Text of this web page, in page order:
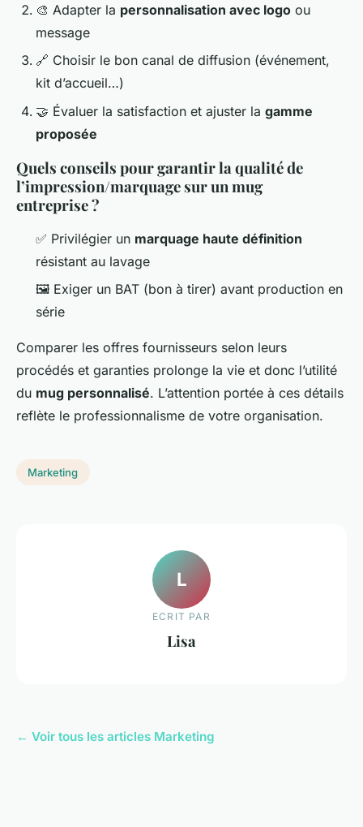
🎨 Adapter la personnalisation avec logo ou
message
🔗 Choisir le bon canal de diffusion (événement,
kit d’accueil…)
🤝 Évaluer la satisfaction et ajuster la gamme
proposée
Quels conseils pour garantir la qualité de
l’impression/marquage sur un mug
entreprise ?
✅ Privilégier un marquage haute définition
résistant au lavage
🖼️ Exiger un BAT (bon à tirer) avant production en
série
Comparer les offres fournisseurs selon leurs
procédés et garanties prolonge la vie et donc l’utilité
du mug personnalisé. L’attention portée à ces détails
reflète le professionnalisme de votre organisation.
Marketing
L
ECRIT PAR
Lisa
← Voir tous les articles Marketing